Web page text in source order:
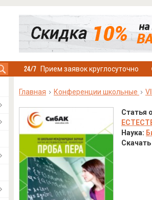
Прием заявок круглосуточно
Главная Конференции школьные VII
Статья
Наука:
Скачать